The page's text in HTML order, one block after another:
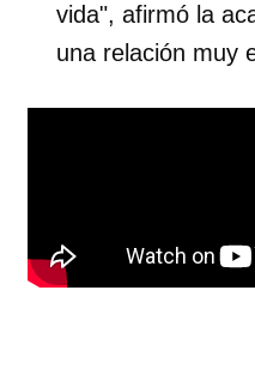
vida", afirmó la
una relación muy